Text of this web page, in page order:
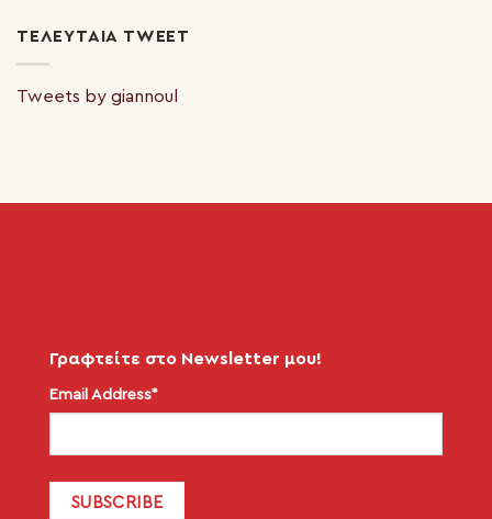
ΤΕΛΕΥΤΑΊΑ TWEET
Tweets by giannoul
Γραφτείτε στο Newsletter μου!
Email Address*